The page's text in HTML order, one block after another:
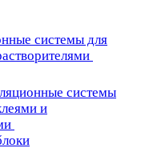
системы для
системы
и